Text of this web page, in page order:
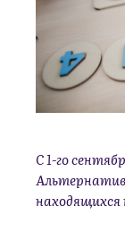
С 1-го